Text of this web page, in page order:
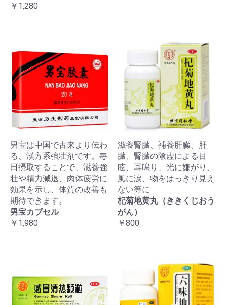
￥1,280
男宝は中国で古来より伝わ
る、漢方系強壮剤です。毎
日摂取することで、滋養強
壮や精力減退、肉体疲労に
効果を示し、体質の改善も
期待できます。
男宝カブセル
￥1,980
滋養腎臓、補養肝臓。肝
臓、腎臓の陰虚による目
眩、耳鳴り、光に嫌がり、
風に涙、物をはっきり見え
ない等に
杞菊地黄丸（ききくじおう
がん）
￥800